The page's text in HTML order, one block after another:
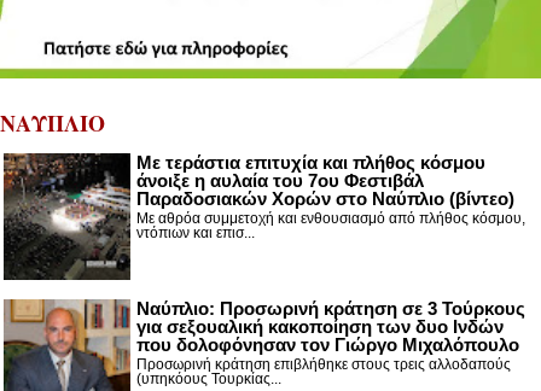
ΝΑΥΠΛΙΟ
Με τεράστια επιτυχία και πλήθος κόσμου
άνοιξε η αυλαία του 7ου Φεστιβάλ
Παραδοσιακών Χορών στο Ναύπλιο (βίντεο)
Με αθρόα συμμετοχή και ενθουσιασμό από πλήθος κόσμου,
ντόπιων και επισ...
Ναύπλιο: Προσωρινή κράτηση σε 3 Τούρκους
για σεξουαλική κακοποίηση των δυο Ινδών
που δολοφόνησαν τον Γιώργο Μιχαλόπουλο
Προσωρινή κράτηση επιβλήθηκε στους τρεις αλλοδαπούς
(υπηκόους Τουρκίας...